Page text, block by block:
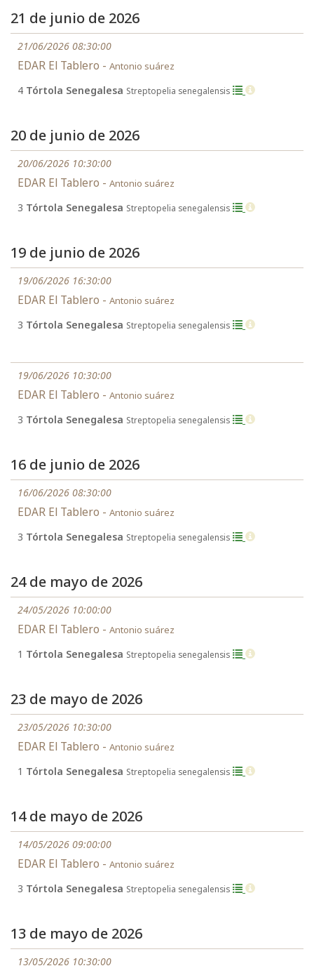
21 de junio de 2026
21/06/2026 08:30:00
EDAR El Tablero - Antonio suárez
4 Tórtola Senegalesa Streptopelia senegalensis
20 de junio de 2026
20/06/2026 10:30:00
EDAR El Tablero - Antonio suárez
3 Tórtola Senegalesa Streptopelia senegalensis
19 de junio de 2026
19/06/2026 16:30:00
EDAR El Tablero - Antonio suárez
3 Tórtola Senegalesa Streptopelia senegalensis
19/06/2026 10:30:00
EDAR El Tablero - Antonio suárez
3 Tórtola Senegalesa Streptopelia senegalensis
16 de junio de 2026
16/06/2026 08:30:00
EDAR El Tablero - Antonio suárez
3 Tórtola Senegalesa Streptopelia senegalensis
24 de mayo de 2026
24/05/2026 10:00:00
EDAR El Tablero - Antonio suárez
1 Tórtola Senegalesa Streptopelia senegalensis
23 de mayo de 2026
23/05/2026 10:30:00
EDAR El Tablero - Antonio suárez
1 Tórtola Senegalesa Streptopelia senegalensis
14 de mayo de 2026
14/05/2026 09:00:00
EDAR El Tablero - Antonio suárez
3 Tórtola Senegalesa Streptopelia senegalensis
13 de mayo de 2026
13/05/2026 10:30:00